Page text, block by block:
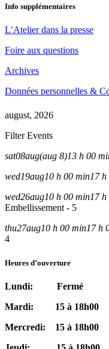
Info supplémentaires
L’Atelier dans la presse
Foire aux questions
Archives
Données personnelles &
august, 2026
Filter Events
sat08aug(aug 8)13 h 00
wed19aug10 h 00 min17
wed26aug10 h 00 min17
Embellissement - 5
thu27aug10 h 00 min17 h
4
Heures d’ouverture
Lundi: Fermé
Mardi: 15 à 18h00
Mercredi: 15 à 18h00